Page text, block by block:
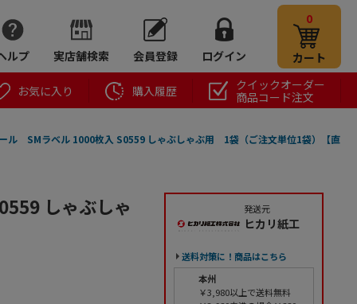
ルプ 実店舗検索 会員登録 ログイン
0
カート
お気に入り 購入履歴
クイックオーダー
商品コード注文
ル SMラベル 1000枚入 S0559 しゃぶしゃぶ用 1袋（ご注文単位1袋）【直
しゃぶしゃ 発送元
ヒカリ紙工
送料対策に！商品はこちら
本州
￥3,980以上で送料無料